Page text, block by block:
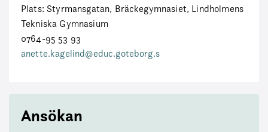
Plats: Styrmansgatan, Bräckegymnasiet, Lindholmens
Tekniska Gymnasium
0764-95 53 93
anette.kagelind@educ.goteborg.s
Ansökan